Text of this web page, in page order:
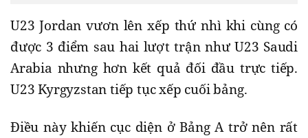
U23 Jordan vươn lên xếp thứ nhì khi cùng có
được 3 điểm sau hai lượt trận như U23 Saudi
Arabia nhưng hơn kết quả đối đầu trực tiếp.
U23 Kyrgyzstan tiếp tục xếp cuối bảng.
Điều này khiến cục diện ở Bảng A trở nên rất